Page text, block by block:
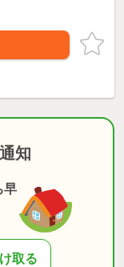
知
早
取る